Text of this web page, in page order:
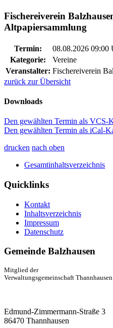
Fischereiverein
Altpapiersammlung
Termin:
08.08.2026 09:00
Kategorie:
Vereine
Veranstalter: Fischereiverein
zurück zur Übersicht
Downloads
Den gewählten Termin als VCS-
Den gewählten Termin als iCal-
drucken nach oben
Gesamtinhaltsverzeichnis
Quicklinks
Kontakt
Inhaltsverzeichnis
Impressum
Datenschutz
Gemeinde Balzhausen
Mitglied der
Verwaltungsgemeinschaft Thannhausen
Edmund-Zimmermann-Straße 3
86470 Thannhausen